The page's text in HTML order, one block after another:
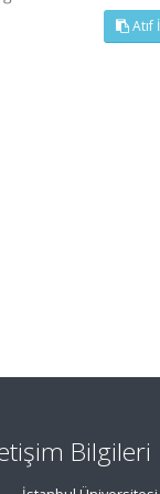
Atıf
Bilgileri